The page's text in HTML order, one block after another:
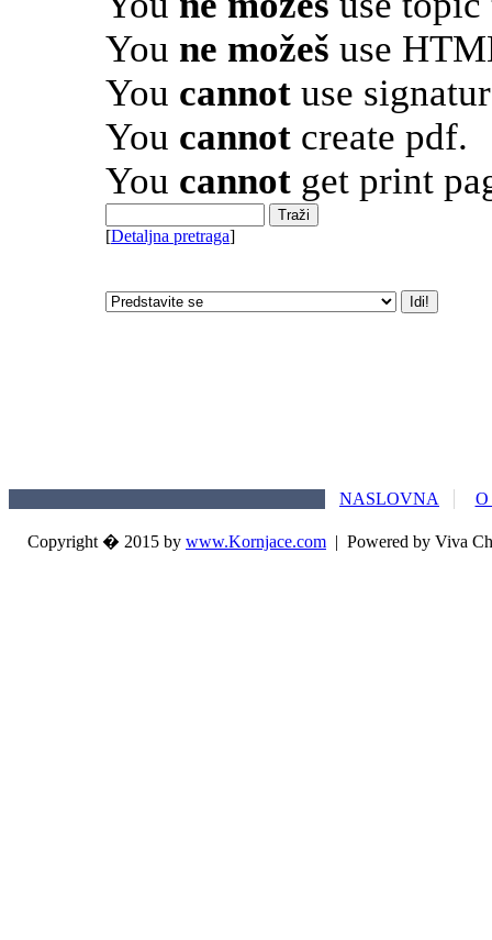
You ne možeš use
You cannot use
You cannot create pdf.
You cannot get print
[Detaljna pretraga]
NASLOVNA
Copyright � 2015 by www.Kornjace.com | Powered by Viva